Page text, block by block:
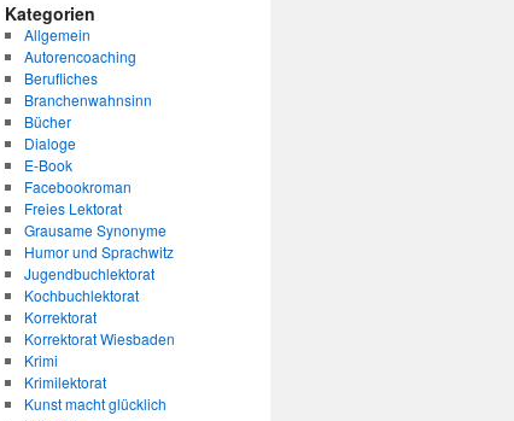
Kategorien
Allgemein
Autorencoaching
Berufliches
Branchenwahnsinn
Bücher
Dialoge
E-Book
Facebookroman
Freies Lektorat
Grausame Synonyme
Humor und Sprachwitz
Jugendbuchlektorat
Kochbuchlektorat
Korrektorat
Korrektorat Wiesbaden
Krimi
Krimilektorat
Kunst macht glücklich